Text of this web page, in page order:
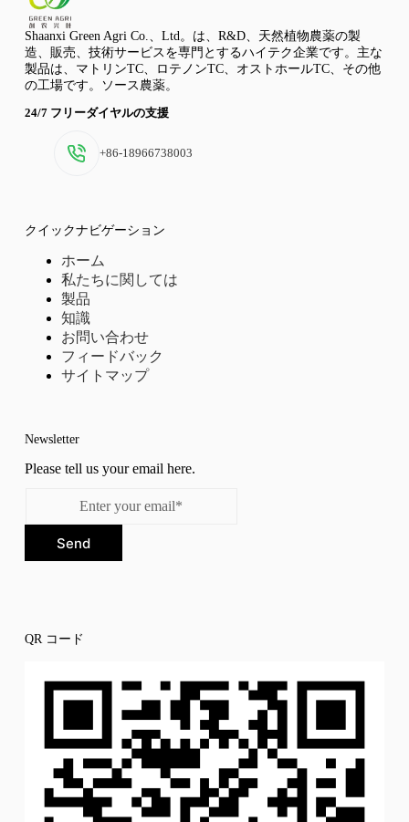
Shaanxi Green Agri Co.、Ltd。は、R&D、天然植物農薬の製
造、販売、技術サービスを専門とするハイテク企業です。主な
製品は、マトリンTC、ロテノンTC、オストホールTC、その他
の工場です。ソース農薬。
24/7 フリーダイヤルの支援
+86-18966738003
クイックナビゲーション
ホーム
私たちに関しては
製品
知識
お問い合わせ
フィードバック
サイトマップ
Newsletter
Please tell us your email here.
Send
QR コード